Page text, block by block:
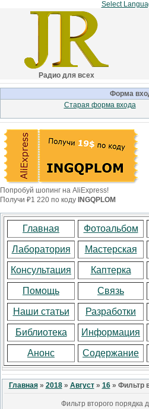
Select
Радио для всех
Форма
Старая форма входа
Попробуй шопинг на AliExpress!
Получи ₽1 220 по коду INGQPLOM
Главная Фотоальбом
Лаборатория Мастерская
Консультация Каптерка
Помощь Связь
Наши статьи Разработки
Библиотека Информация
Анонс Содержание
Главная» 2018 » Август » 16» Фильтр
Фильтр второго порядка